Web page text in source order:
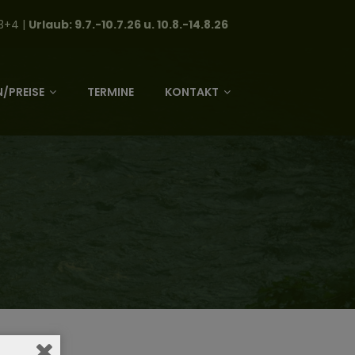
| Urlaub: 9.7.-10.7.26 u. 10.8.-14.8.26
PREISE TERMINE KONTAKT